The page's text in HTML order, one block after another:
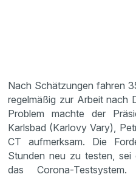
Nach Schätzungen fahren
regelmäßig zur Arbeit nach
Problem machte der
Karlsbad (Karlovy Vary),
CT aufmerksam. Die
Stunden neu zu testen, sei
das Corona-